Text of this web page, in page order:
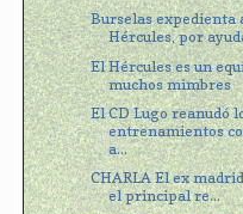
Burselas expedienta
Hércules, por
El Hércules es un
muchos mimbres
El CD Lugo reanudó
entrenamientos
a...
CHARLA El ex
el principal re...